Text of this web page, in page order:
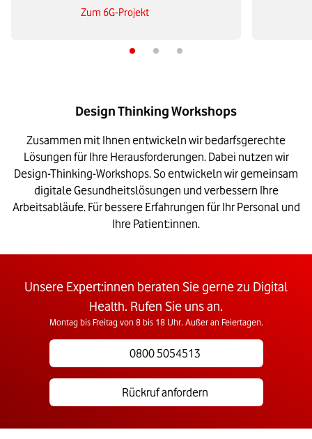
Zum 6G-Projekt
Design Thinking Workshops
Zusammen mit Ihnen entwickeln wir bedarfsgerechte
Lösungen für Ihre Herausforderungen. Dabei nutzen wir
Design-Thinking-Workshops. So entwickeln wir gemeinsam
digitale Gesundheitslösungen und verbessern Ihre
Arbeitsabläufe. Für bessere Erfahrungen für Ihr Personal und
Ihre Patient:innen.
Unsere Expert:innen beraten Sie gerne zu Digital
Health. Rufen Sie uns an.
Montag bis Freitag von 8 bis 18 Uhr. Außer an Feiertagen.
0800 5054513
Rückruf anfordern